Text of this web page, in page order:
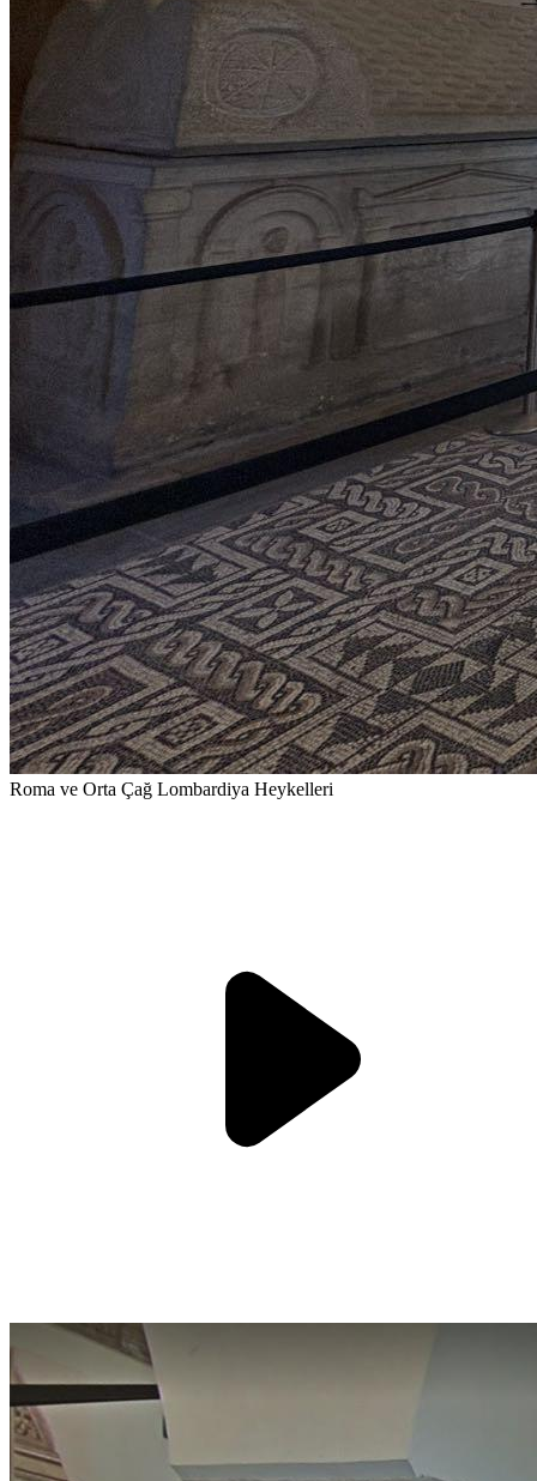
Roma ve Orta Çağ Lombardiya Heykelleri